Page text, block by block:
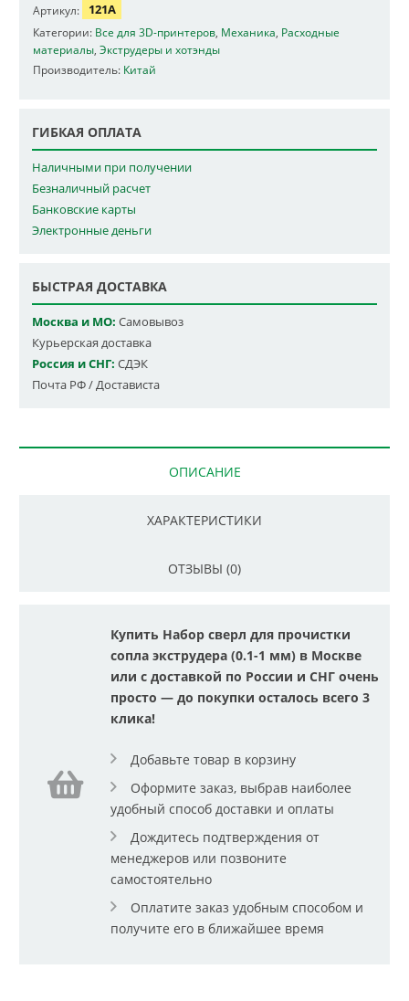
Артикул: 121A
Категории: Все для 3D-принтеров Механика Расходные
материалы Экструдеры и хотэнды
Производитель: Китай
ГИБКАЯ ОПЛАТА
Наличными при получении
Безналичный расчет
Банковские карты
Электронные деньги
БЫСТРАЯ ДОСТАВКА
Москва и МО: Самовывоз
Курьерская доставка
Россия и СНГ: СДЭК
Почта РФ / Достависта
ОПИСАНИЕ
ХАРАКТЕРИСТИКИ
ОТЗЫВЫ (0)
Купить Набор сверл для прочистки
сопла экструдера (0.1-1 мм) в Москве
или с доставкой по России и СНГ очень
просто — до покупки осталось всего 3
клика!
Добавьте товар в корзину
Оформите заказ, выбрав наиболее
удобный способ доставки и оплаты
Дождитесь подтверждения от
менеджеров или позвоните
самостоятельно
Оплатите заказ удобным способом и
получите его в ближайшее время